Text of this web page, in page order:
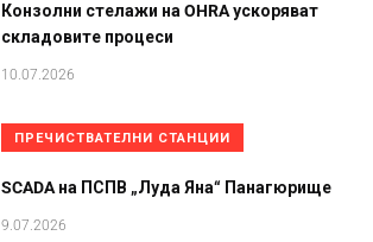
Конзолни стелажи на OHRA ускоряват
складовите процеси
10.07.2026
ПРЕЧИСТВАТЕЛНИ СТАНЦИИ
SCADA на ПСПВ „Луда Яна“ Панагюрище
9.07.2026